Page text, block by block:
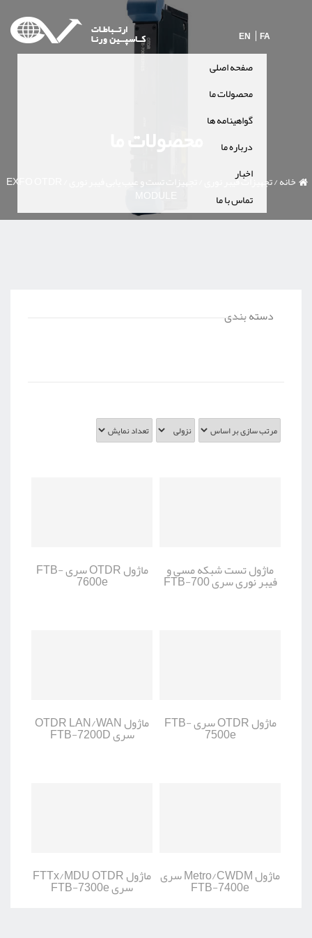
FA
EN
صفحه اصلی
محصولات ما
گواهینامه ها
درباره ما
اخبار
تماس با ما
محصولات ما
خانه/تجهیزات فیبر نوری تجهیزات تست و عیب یابی فیبر نوری EXFO OTDR
MODULE
دسته بندی
ماژول تست شبکه مسی و
فیبر نوری سری FTB-700
ماژول OTDR سری FTB-
7600e
ماژول OTDR سری FTB-
7500e
ماژول OTDR LAN/WAN
سری FTB-7200D
ماژول Metro/CWDM سری
FTB-7400e
ماژول FTTx/MDU OTDR
سری FTB-7300e